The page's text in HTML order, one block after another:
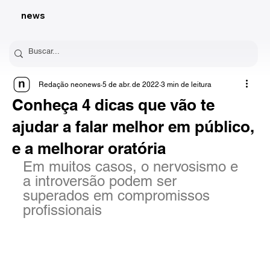
news
Conheça 4 dicas que vão te
ajudar a falar melhor em público,
e a melhorar oratória
Redação neonews 5 de abr. de 2022 3 min de leitura
Em muitos casos, o nervosismo e
a introversão podem ser
superados em compromissos
profissionais